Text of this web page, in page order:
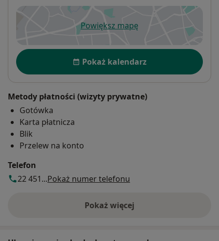
Powiększ mapęotwiera się w nowej karcie
Dostępność
Pokaż kalendarz
Metody płatności (wizyty prywatne)
Gotówka
Karta płatnicza
Blik
Przelew na konto
Telefon
22 451...Pokaż numer telefonu
Pokaż więcej
o adresie